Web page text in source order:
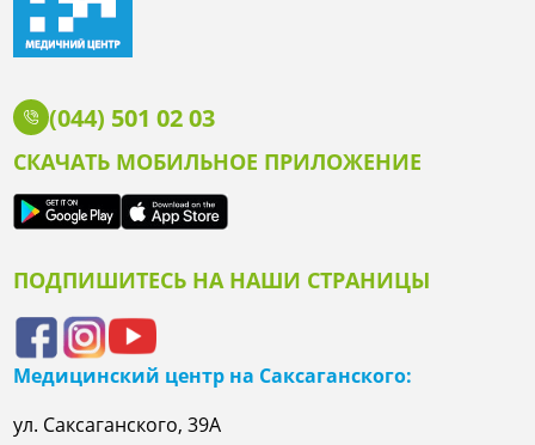
(044) 501 02 03
СКАЧАТЬ МОБИЛЬНОЕ ПРИЛОЖЕНИЕ
ПОДПИШИТЕСЬ НА НАШИ СТРАНИЦЫ
Медицинский центр на Саксаганского:
ул. Саксаганского, 39А